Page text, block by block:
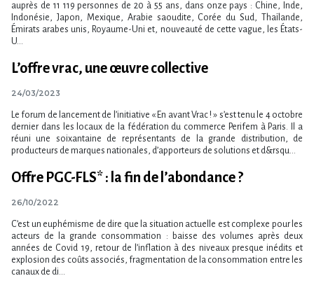
auprès de 11 119 personnes de 20 à 55 ans, dans onze pays : Chine, Inde,
Indonésie, Japon, Mexique, Arabie saoudite, Corée du Sud, Thaïlande,
Émirats arabes unis, Royaume-Uni et, nouveauté de cette vague, les États-
U...
L’offre vrac, une œuvre collective
24/03/2023
Le forum de lancement de l’initiative « En avant Vrac ! » s’est tenu le 4 octobre
dernier dans les locaux de la fédération du commerce Perifem à Paris. Il a
réuni une soixantaine de représentants de la grande distribution, de
producteurs de marques nationales, d’apporteurs de solutions et d&rsqu...
Offre PGC-FLS* : la fin de l’abondance ?
26/10/2022
C’est un euphémisme de dire que la situation actuelle est complexe pour les
acteurs de la grande consommation : baisse des volumes après deux
années de Covid 19, retour de l’inflation à des niveaux presque inédits et
explosion des coûts associés, fragmentation de la consommation entre les
canaux de di...